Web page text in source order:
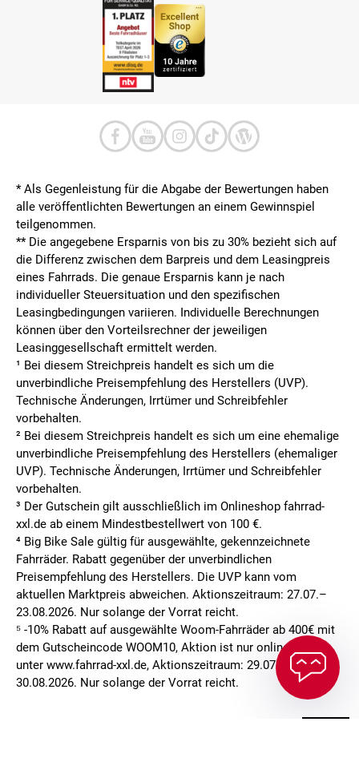
* Als Gegenleistung für die Abgabe der Bewertungen haben
alle veröffentlichten Bewertungen an einem Gewinnspiel
teilgenommen.
** Die angegebene Ersparnis von bis zu 30% bezieht sich auf
die Differenz zwischen dem Barpreis und dem Leasingpreis
eines Fahrrads. Die genaue Ersparnis kann je nach
individueller Steuersituation und den spezifischen
Leasingbedingungen variieren. Individuelle Berechnungen
können über den Vorteilsrechner der jeweiligen
Leasinggesellschaft ermittelt werden.
¹ Bei diesem Streichpreis handelt es sich um die
unverbindliche Preisempfehlung des Herstellers (UVP).
Technische Änderungen, Irrtümer und Schreibfehler
vorbehalten.
² Bei diesem Streichpreis handelt es sich um eine ehemalige
unverbindliche Preisempfehlung des Herstellers (ehemaliger
UVP). Technische Änderungen, Irrtümer und Schreibfehler
vorbehalten.
³ Der Gutschein gilt ausschließlich im Onlineshop fahrrad-
xxl.de ab einem Mindestbestellwert von 100 €.
⁴ Big Bike Sale gültig für ausgewählte, gekennzeichnete
Fahrräder. Rabatt gegenüber der unverbindlichen
Preisempfehlung des Herstellers. Die UVP kann vom
aktuellen Marktpreis abweichen. Aktionszeitraum: 27.07.–
23.08.2026. Nur solange der Vorrat reicht.
⁵ -10% Rabatt auf ausgewählte Woom-Fahrräder ab 400€ mit
dem Gutscheincode WOOM10, Aktion ist nur online gültig
unter www.fahrrad-xxl.de, Aktionszeitraum: 29.07.–
30.08.2026. Nur solange der Vorrat reicht.